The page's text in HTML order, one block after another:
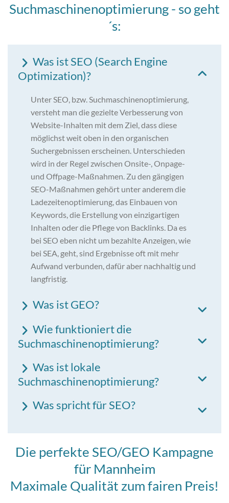
Suchmaschinenoptimierung - so geht
´s:
Was ist SEO (Search Engine
Optimization)?
Unter SEO, bzw. Suchmaschinenoptimierung,
versteht man die gezielte Verbesserung von
Website-Inhalten mit dem Ziel, dass diese
möglichst weit oben in den organischen
Suchergebnissen erscheinen. Unterschieden
wird in der Regel zwischen Onsite-, Onpage-
und Offpage-Maßnahmen. Zu den gängigen
SEO-Maßnahmen gehört unter anderem die
Ladezeitenoptimierung, das Einbauen von
Keywords, die Erstellung von einzigartigen
Inhalten oder die Pflege von Backlinks. Da es
bei SEO eben nicht um bezahlte Anzeigen, wie
bei SEA, geht, sind Ergebnisse oft mit mehr
Aufwand verbunden, dafür aber nachhaltig und
langfristig.
Was ist GEO?
Wie funktioniert die
Suchmaschinenoptimierung?
Was ist lokale
Suchmaschinenoptimierung?
Was spricht für SEO?
Die perfekte SEO/GEO Kampagne
für Mannheim
Maximale Qualität zum fairen Preis!